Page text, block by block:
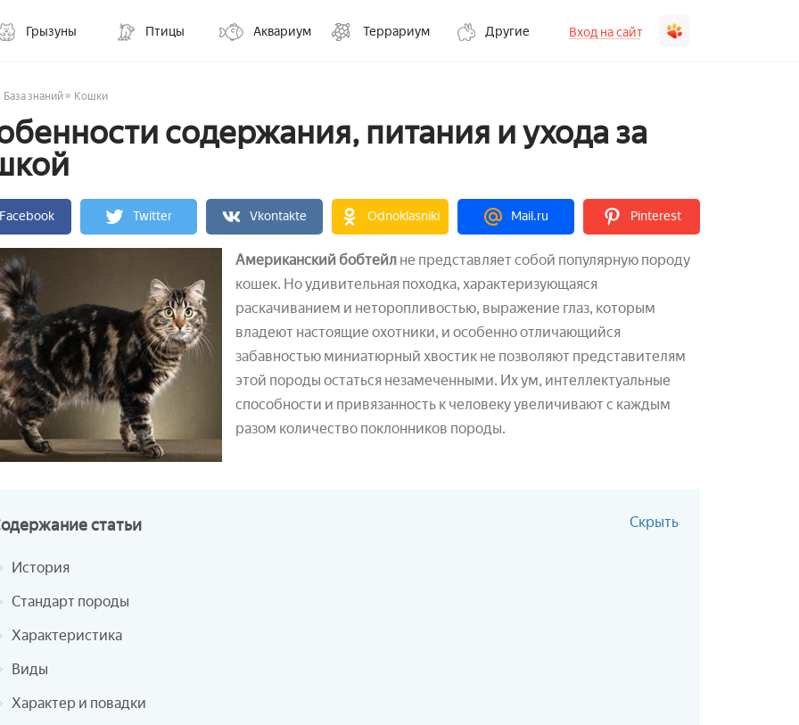
Грызуны Птицы Аквариум Террариум Другие Вход на сайт
База знаний » Кошки
содержания, питания и ухода за
Twitter Vkontakte Odnoklasniki Mail.ru Pinterest
Американский бобтейл не представляет собой популярную породу
кошек. Но удивительная походка, характеризующаяся
раскачиванием и неторопливостью, выражение глаз, которым
владеют настоящие охотники, и особенно отличающийся
забавностью миниатюрный хвостик не позволяют представителям
этой породы остаться незамеченными. Их ум, интеллектуальные
способности и привязанность к человеку увеличивают с каждым
разом количество поклонников породы.
статьи Скрыть
История
Стандарт породы
Характеристика
Виды
Характер и повадки